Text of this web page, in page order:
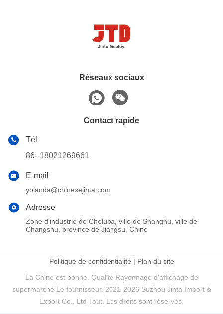
Réseaux sociaux
Contact rapide
Tél
86--18021269661
E-mail
yolanda@chinesejinta.com
Adresse
Zone d'industrie de Cheluba, ville de Shanghu, ville de
Changshu, province de Jiangsu, Chine
Politique de confidentialité | Plan du site
La Chine est bonne. Qualité Rayonnage d'affichage de
supermarché Le fournisseur. 2021-2026 Suzhou Jinta Import &
Export Co., Ltd Tout. Les droits sont réservés.